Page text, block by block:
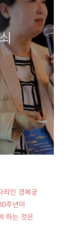
리인 경복궁
주년이
하는 것은